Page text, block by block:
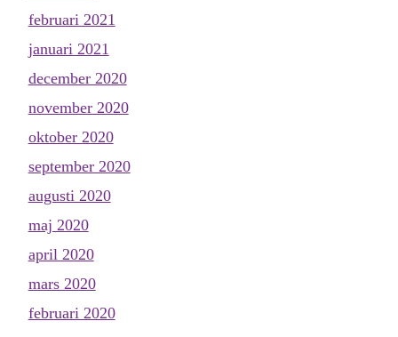
februari 2021
januari 2021
december 2020
november 2020
oktober 2020
september 2020
augusti 2020
maj 2020
april 2020
mars 2020
februari 2020